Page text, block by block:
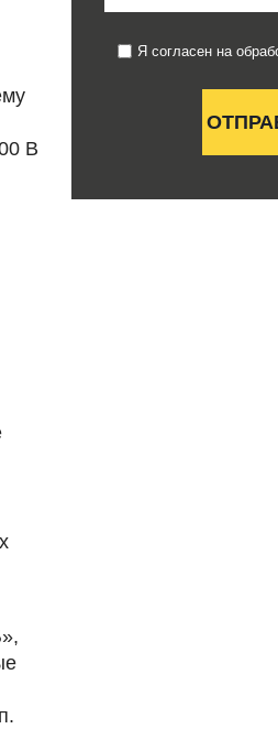
В
Я согласен на